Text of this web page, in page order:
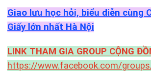
Giao lưu học hỏi, biểu diễn cùng
Giấy lớn nhất Hà Nội
LINK THAM GIA GROUP CỘNG
https://www.facebook.com/